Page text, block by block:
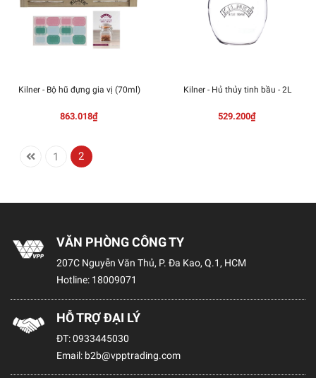
Kilner - Bộ hũ đựng gia vị (70ml)
863.018₫
Kilner - Hủ thủy tinh bầu - 2L
529.200₫
1 2
VĂN PHÒNG CÔNG TY
207C Nguyễn Văn Thủ, P. Đa Kao, Q.1, HCM
Hotline: 18009071
HỖ TRỢ ĐẠI LÝ
ĐT:0933445030
Email: b2b@vpptrading.com